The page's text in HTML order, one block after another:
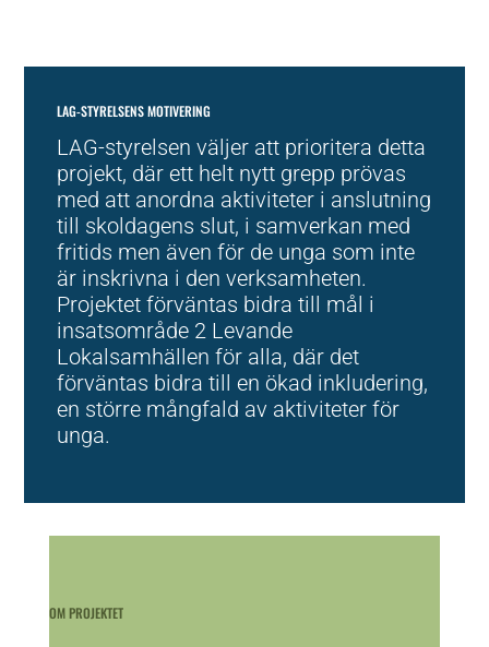
LAG-STYRELSENS MOTIVERING
LAG-styrelsen väljer att prioritera detta
projekt, där ett helt nytt grepp prövas
med att anordna aktiviteter i anslutning
till skoldagens slut, i samverkan med
fritids men även för de unga som inte
är inskrivna i den verksamheten.
Projektet förväntas bidra till mål i
insatsområde 2 Levande
Lokalsamhällen för alla, där det
förväntas bidra till en ökad inkludering,
en större mångfald av aktiviteter för
unga.
OM PROJEKTET